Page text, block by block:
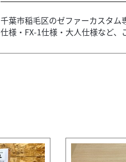
千葉市稲毛区のゼファーカスタ
仕様・FX-1仕様・大人仕様など